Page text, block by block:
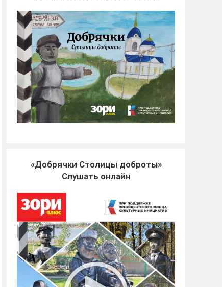
«Добрячки Столицы доброты»
Слушать онлайн